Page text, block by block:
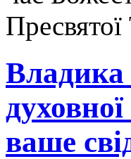
Пресвятої
Владика
ваше